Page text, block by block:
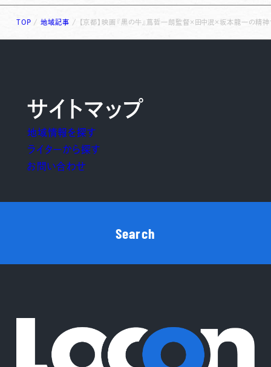
TOP /地域記事 / 【京都】映画『黒の牛』蔦哲一朗監督×田中泯×坂本龍一の精
サイトマップ
地域情報を探す
ライターから探す
お問い合わせ
Search